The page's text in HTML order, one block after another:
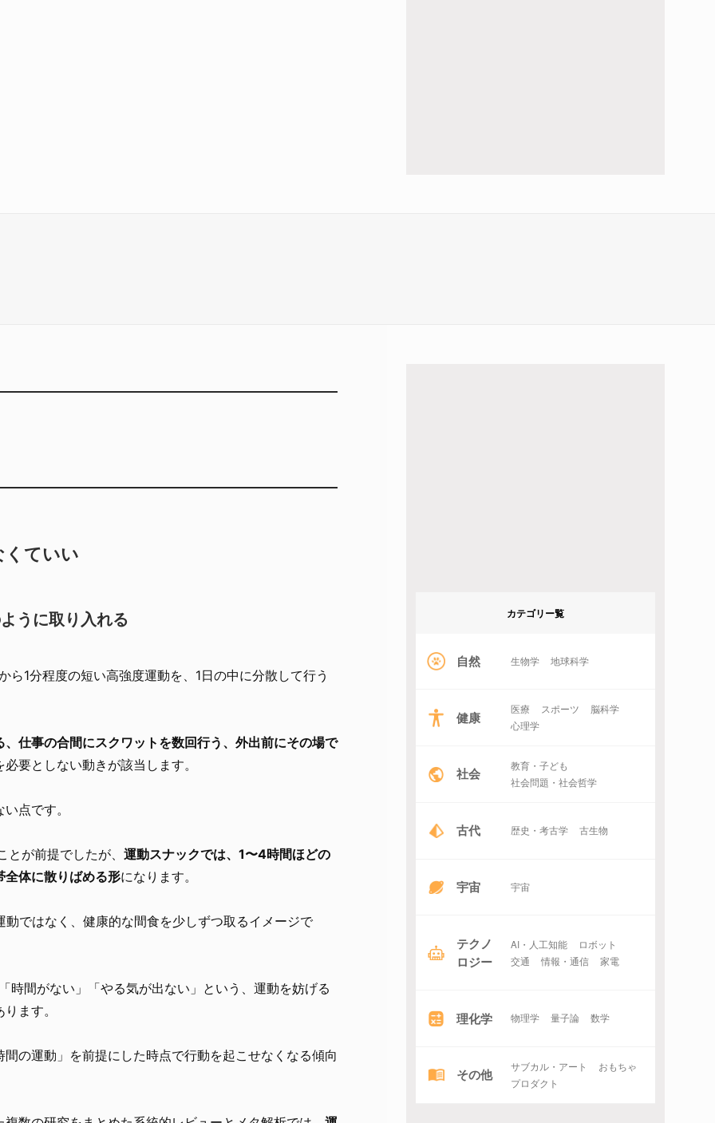
くていい
うに取り入れる
ら1分程度の短い高強度運動を、1日の中に分散して行う
仕事の合間にスクワットを数回行う、外出前にその場で
要としない動きが該当します。
点です。
が前提でしたが、 運動スナックでは、1〜4時間ほどの
全体に散りばめる形になります。
ではなく、健康的な間食を少しずつ取るイメージで
時間がない」「やる気が出ない」という、運動を妨げる
ます。
の運動」を前提にした時点で行動を起こせなくなる傾向
カテゴリー覧
自然 生物学 地球科学
健康 医療 スポーツ
脳科学
心理学
社会
教育・子ども
社会問題・社会哲学
古代 歴史・考古学 古生物
宇宙 宇宙
テクノ
ロジー
AI・人工知能
ロボット
交通
情報・通信 家電
理化学 物理学 量子論 数学
その他 サブカル・アート
おもちゃ
プロダクト